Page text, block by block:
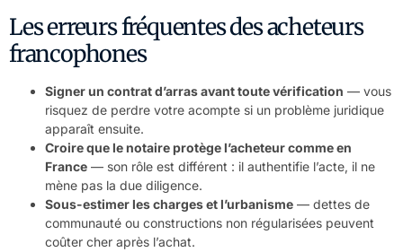
Les erreurs fréquentes des acheteurs
francophones
Signer un contrat d’arras avant toute vérification — vous
risquez de perdre votre acompte si un problème juridique
apparaît ensuite.
Croire que le notaire protège l’acheteur comme en
France — son rôle est différent : il authentifie l’acte, il ne
mène pas la due diligence.
Sous-estimer les charges et l’urbanisme — dettes de
communauté ou constructions non régularisées peuvent
coûter cher après l’achat.